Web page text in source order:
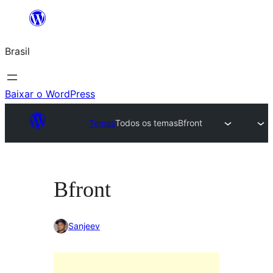
o
conteúdo
Brasil
Baixar o WordPress
TemasTodos os temasBfront
Bfront
Sanjeev